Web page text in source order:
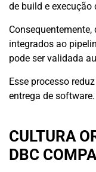
de build e execução
integrados ao
pode ser validada
Esse processo
entrega de software.
CULTURA
DBC